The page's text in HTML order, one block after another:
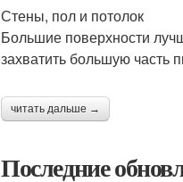
Стены, пол и потолок
Большие поверхности
захватить большую часть
читать дальше →
Последние